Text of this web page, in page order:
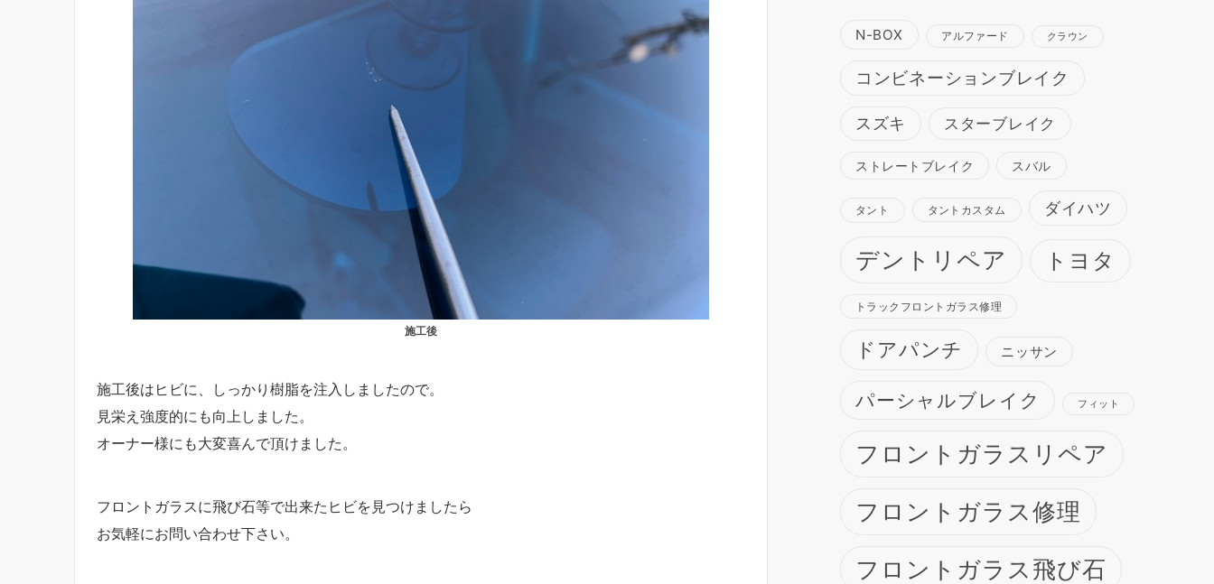
施工後
施工後はヒビに、しっかり樹脂を注入しましたので。
見栄え強度的にも向上しました。
オーナー様にも大変喜んで頂けました。
フロントガラスに飛び石等で出来たヒビを見つけましたら
お気軽にお問い合わせ下さい。
N-BOX アルファード クラウン
コンビネーションブレイク
スズキ スターブレイク
ストレートブレイク スバル
タント タントカスタム ダイハツ
デントリペア トヨタ
トラックフロントガラス修理
ドアパンチ ニッサン
パーシャルブレイク フィット
フロントガラスリペア
フロントガラス修理
フロントガラス飛び石